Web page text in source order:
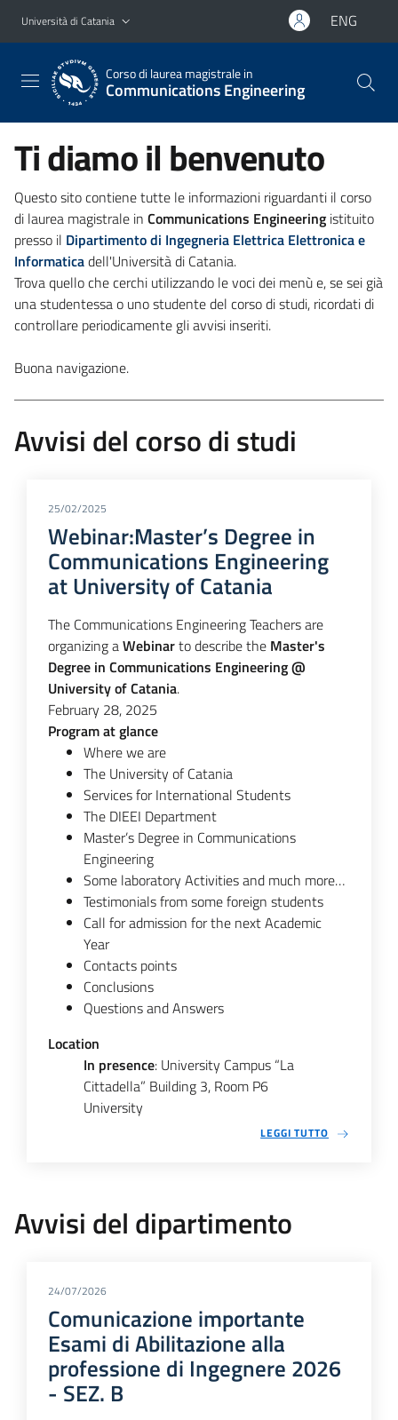
Vai al contenuto principale
Vai al menu di navigazione
Università di Catania ENG
Corso di laurea magistrale in
Communications Engineering
Ti diamo il benvenuto
Questo sito contiene tutte le informazioni riguardanti il corso
di laurea magistrale in Communications Engineering istituito
presso il Dipartimento di Ingegneria Elettrica Elettronica e
Informaticadell'Università di Catania.
Trova quello che cerchi utilizzando le voci dei menù e, se sei già
una studentessa o uno studente del corso di studi, ricordati di
controllare periodicamente gli avvisi inseriti.
Buona navigazione.
Avvisi del corso di studi
25/02/2025
Webinar:Master’s Degree in
Communications Engineering
at University of Catania
The Communications Engineering Teachers are
organizing aWebinarto describe the Master's
Degree in Communications Engineering @
University of Catania.
February 28, 2025
Program at glance
Where we are
The University of Catania
Services for International Students
The DIEEI Department
Master’s Degree in Communications
Engineering
Some laboratory Activities and much more…
Testimonials from some foreign students
Call for admission for the next Academic
Year
Contacts points
Conclusions
Questions and Answers
Location
In presence: University Campus “La
Cittadella” Building 3, Room P6
University
LEGGI TUTTO
Avvisi del dipartimento
24/07/2026
Comunicazione importante
Esami di Abilitazione alla
professione di Ingegnere 2026
- SEZ. B